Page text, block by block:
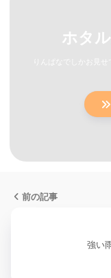
ホタ
りんぱなでしかお見
前の記事
強い